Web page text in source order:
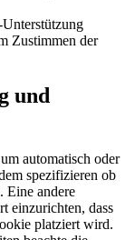
Zustimmen der
und
automatisch oder
spezifizieren ob
Eine andere
einzurichten, dass
platziert wird.